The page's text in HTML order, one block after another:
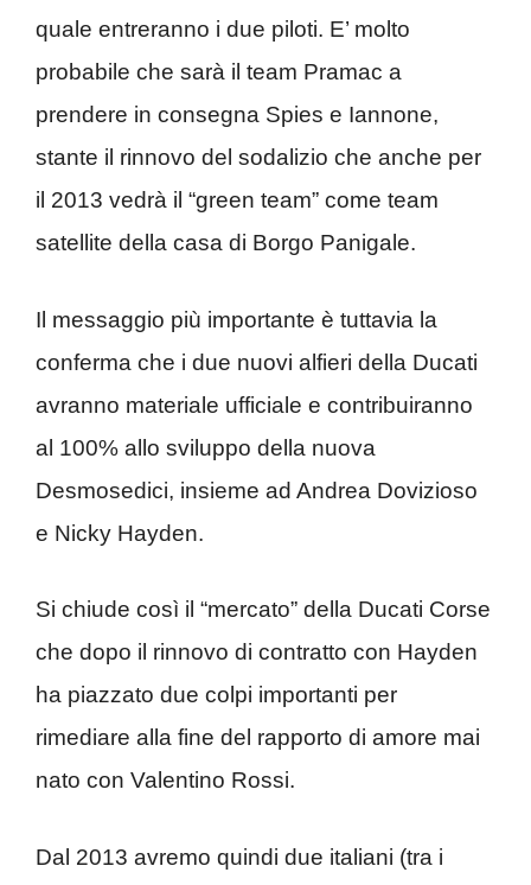
quale entreranno i due piloti. E’ molto
probabile che sarà il team Pramac a
prendere in consegna Spies e Iannone,
stante il rinnovo del sodalizio che anche per
il 2013 vedrà il “green team” come team
satellite della casa di Borgo Panigale.
Il messaggio più importante è tuttavia la
conferma che i due nuovi alfieri della Ducati
avranno materiale ufficiale e contribuiranno
al 100% allo sviluppo della nuova
Desmosedici, insieme ad Andrea Dovizioso
e Nicky Hayden.
Si chiude così il “mercato” della Ducati Corse
che dopo il rinnovo di contratto con Hayden
ha piazzato due colpi importanti per
rimediare alla fine del rapporto di amore mai
nato con Valentino Rossi.
Dal 2013 avremo quindi due italiani (tra i